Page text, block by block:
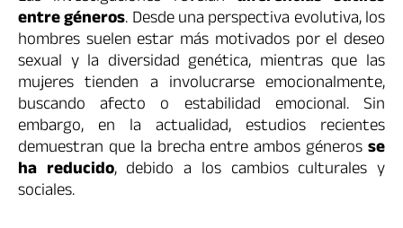
entre géneros. Desde una perspectiva evolutiva, los
hombres suelen estar más motivados por el deseo
sexual y la diversidad genética, mientras que las
mujeres tienden a involucrarse emocionalmente,
buscando afecto o estabilidad emocional. Sin
embargo, en la actualidad, estudios recientes
demuestran que la brecha entre ambos génerosse
ha reducido, debido a los cambios culturales y
sociales.